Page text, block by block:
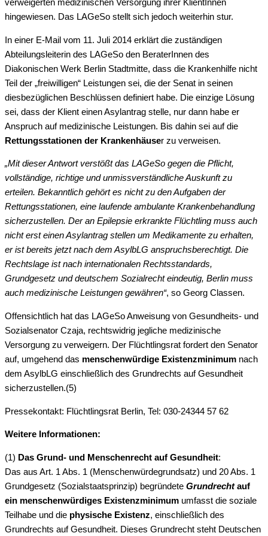
verweigerten medizinischen Versorgung ihrer KlientInnen
hingewiesen. Das LAGeSo stellt sich jedoch weiterhin stur.
In einer E-Mail vom 11. Juli 2014 erklärt die zuständigen
Abteilungsleiterin des LAGeSo den BeraterInnen des
Diakonischen Werk Berlin Stadtmitte, dass die Krankenhilfe nicht
Teil der „freiwilligen“ Leistungen sei, die der Senat in seinen
diesbezüglichen Beschlüssen definiert habe. Die einzige Lösung
sei, dass der Klient einen Asylantrag stelle, nur dann habe er
Anspruch auf medizinische Leistungen. Bis dahin sei auf die
Rettungsstationen der Krankenhäuser zu verweisen.
„Mit dieser Antwort verstößt das LAGeSo gegen die Pflicht,
vollständige, richtige und unmissverständliche Auskunft zu
erteilen. Bekanntlich gehört es nicht zu den Aufgaben der
Rettungsstationen, eine laufende ambulante Krankenbehandlung
sicherzustellen. Der an Epilepsie erkrankte Flüchtling muss auch
nicht erst einen Asylantrag stellen um Medikamente zu erhalten,
er ist bereits jetzt nach dem AsylbLG anspruchsberechtigt. Die
Rechtslage ist nach internationalen Rechtsstandards,
Grundgesetz und deutschem Sozialrecht eindeutig, Berlin muss
auch medizinische Leistungen gewähren“, so Georg Classen.
Offensichtlich hat das LAGeSo Anweisung von Gesundheits- und
Sozialsenator Czaja, rechtswidrig jegliche medizinische
Versorgung zu verweigern. Der Flüchtlingsrat fordert den Senator
auf, umgehend das menschenwürdige Existenzminimum nach
dem AsylbLG einschließlich des Grundrechts auf Gesundheit
sicherzustellen.(5)
Pressekontakt: Flüchtlingsrat Berlin, Tel: 030-24344 57 62
Weitere Informationen:
(1) Das Grund- und Menschenrecht auf Gesundheit:
Das aus Art. 1 Abs. 1 (Menschenwürdegrundsatz) und 20 Abs. 1
Grundgesetz (Sozialstaatsprinzip) begründete Grundrechtauf
ein menschenwürdiges Existenzminimum umfasst die soziale
Teilhabe und die physische Existenz, einschließlich des
Grundrechts auf Gesundheit. Dieses Grundrecht steht Deutschen